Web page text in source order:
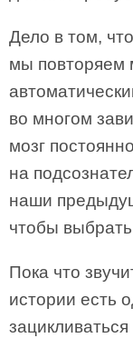
Дело в том,
мы повторяем
во многом
мозг
на
наши
чтобы
Пока что
истории есть